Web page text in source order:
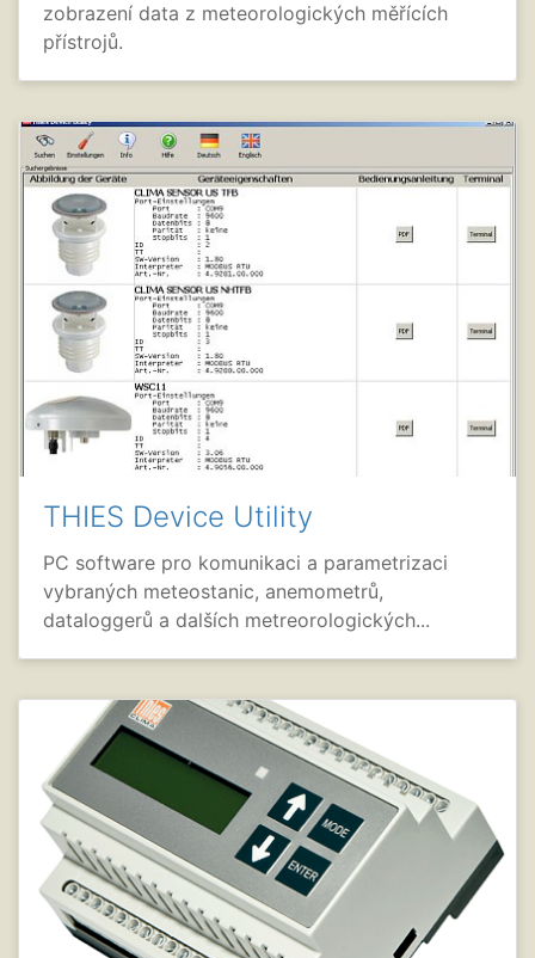
zobrazení data z meteorologických měřících
přístrojů.
THIES Device Utility
PC software pro komunikaci a parametrizaci
vybraných meteostanic, anemometrů,
dataloggerů a dalších metreorologických...